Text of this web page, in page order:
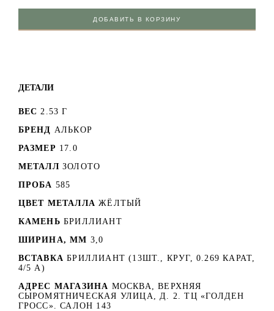
ДОБАВИТЬ В КОРЗИНУ
ДЕТАЛИ
ВЕС 2.53 Г
БРЕНД АЛЬКОР
РАЗМЕР 17.0
МЕТАЛЛ ЗОЛОТО
ПРОБА 585
ЦВЕТ МЕТАЛЛА ЖЁЛТЫЙ
КАМЕНЬ БРИЛЛИАНТ
ШИРИНА, ММ 3,0
ВСТАВКА БРИЛЛИАНТ (13ШТ., КРУГ, 0.269 КАРАТ,
4/5 А)
АДРЕС МАГАЗИНА МОСКВА, ВЕРХНЯЯ
СЫРОМЯТНИЧЕСКАЯ УЛИЦА, Д. 2. ТЦ «ГОЛДЕН
ГРОСС». САЛОН 143